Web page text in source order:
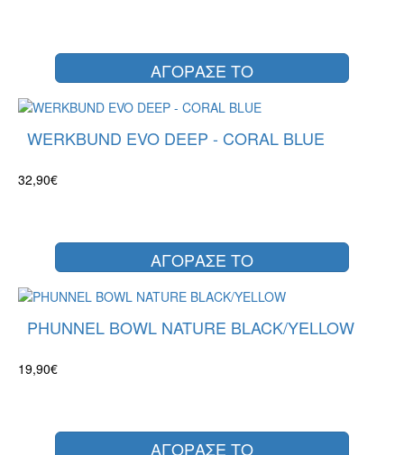
ΑΓΟΡΑΣΕ ΤΟ
WERKBUND EVO DEEP - CORAL BLUE
32,90€
ΑΓΟΡΑΣΕ ΤΟ
PHUNNEL BOWL NATURE BLACK/YELLOW
19,90€
ΑΓΟΡΑΣΕ ΤΟ